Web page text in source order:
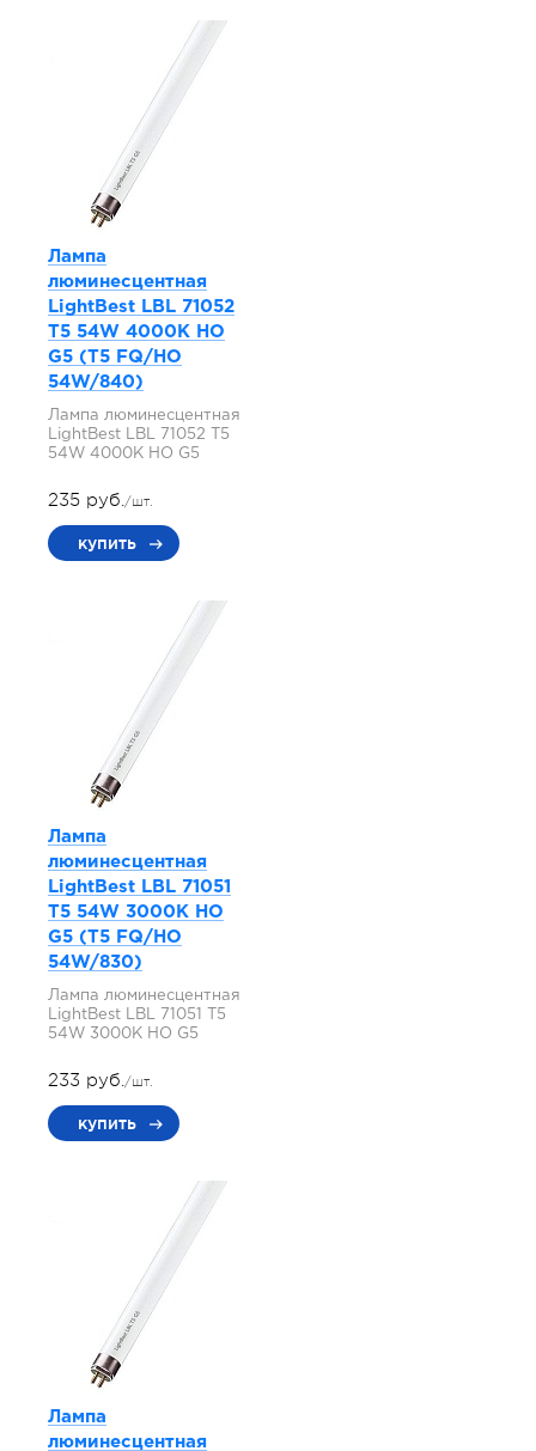
Лампа
люминесцентная
LightBest LBL 71052
T5 54W 4000K HO
G5 (T5 FQ/HO
54W/840)
Лампа люминесцентная
LightBest LBL 71052 T5
54W 4000K HO G5
235 руб./шт.
купить
Лампа
люминесцентная
LightBest LBL 71051
T5 54W 3000K HO
G5 (T5 FQ/HO
54W/830)
Лампа люминесцентная
LightBest LBL 71051 T5
54W 3000K HO G5
233 руб./шт.
купить
Лампа
люминесцентная